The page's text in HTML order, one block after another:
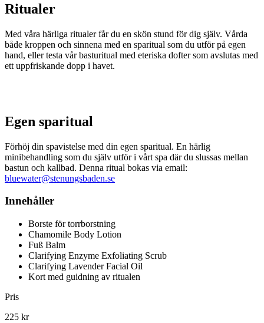
Ritualer
Med våra härliga ritualer får du en skön stund för dig själv. Vårda
både kroppen och sinnena med en sparitual som du utför på egen
hand, eller testa vår basturitual med eteriska dofter som avslutas med
ett uppfriskande dopp i havet.
Egen sparitual
Förhöj din spavistelse med din egen sparitual. En härlig
minibehandling som du själv utför i vårt spa där du slussas mellan
bastun och kallbad. Denna ritual bokas via email:
bluewater@stenungsbaden.se
Innehåller
Borste för torrborstning
Chamomile Body Lotion
Fuß Balm
Clarifying Enzyme Exfoliating Scrub
Clarifying Lavender Facial Oil
Kort med guidning av ritualen
Pris
225 kr